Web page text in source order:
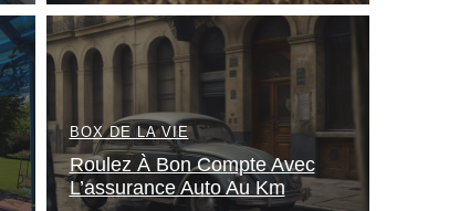
BOX DE LA VIE
Roulez À Bon Compte Avec
L’assurance Auto Au Km